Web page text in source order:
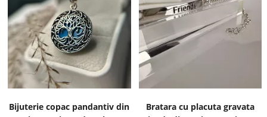
Bijuterie copac pandantiv din
Bratara cu placuta gravata